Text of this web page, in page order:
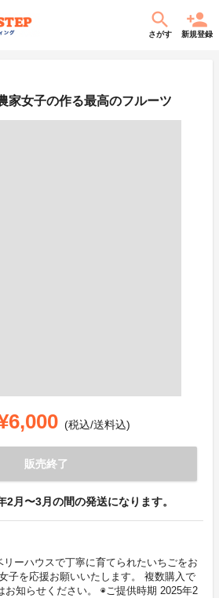
さがす 新規登録
家女子の作る最高のフルーツ
(税込/送料込)
販売終了
月〜3月の間の発送になります。
ーハウスで丁寧に育てられたいちごをお
子を応援お願いいたします。 複数購入で
お知らせください。 ◉ご提供時期 2025年2